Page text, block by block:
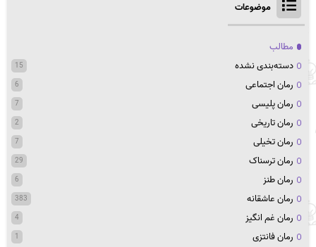
موضوعات
مطالب
دسته‌بندی نشده
15
رمان اجتماعی 6
رمان پلیسی 7
رمان تاریخی 2
رمان تخیلی 7
رمان ترسناک 29
رمان طنز 6
رمان عاشقانه 383
رمان غم انگیز 4
رمان فانتزی 1